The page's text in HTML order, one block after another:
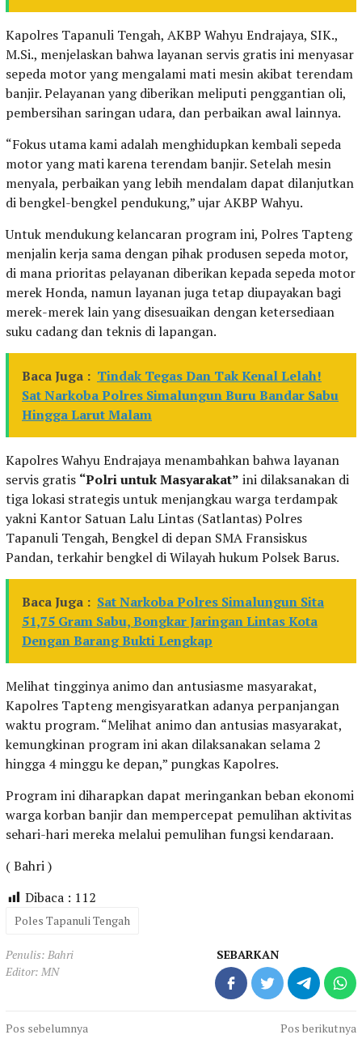
Kapolres Tapanuli Tengah, AKBP Wahyu Endrajaya, SIK.,
M.Si., menjelaskan bahwa layanan servis gratis ini menyasar
sepeda motor yang mengalami mati mesin akibat terendam
banjir. Pelayanan yang diberikan meliputi penggantian oli,
pembersihan saringan udara, dan perbaikan awal lainnya.
“Fokus utama kami adalah menghidupkan kembali sepeda
motor yang mati karena terendam banjir. Setelah mesin
menyala, perbaikan yang lebih mendalam dapat dilanjutkan
di bengkel-bengkel pendukung,” ujar AKBP Wahyu.
Untuk mendukung kelancaran program ini, Polres Tapteng
menjalin kerja sama dengan pihak produsen sepeda motor,
di mana prioritas pelayanan diberikan kepada sepeda motor
merek Honda, namun layanan juga tetap diupayakan bagi
merek-merek lain yang disesuaikan dengan ketersediaan
suku cadang dan teknis di lapangan.
Baca Juga : Tindak Tegas Dan Tak Kenal Lelah!
Sat Narkoba Polres Simalungun Buru Bandar Sabu
Hingga Larut Malam
Kapolres Wahyu Endrajaya menambahkan bahwa layanan
servis gratis “Polri untuk Masyarakat” ini dilaksanakan di
tiga lokasi strategis untuk menjangkau warga terdampak
yakni Kantor Satuan Lalu Lintas (Satlantas) Polres
Tapanuli Tengah, Bengkel di depan SMA Fransiskus
Pandan, terkahir bengkel di Wilayah hukum Polsek Barus.
Baca Juga : Sat Narkoba Polres Simalungun Sita
51,75 Gram Sabu, Bongkar Jaringan Lintas Kota
Dengan Barang Bukti Lengkap
Melihat tingginya animo dan antusiasme masyarakat,
Kapolres Tapteng mengisyaratkan adanya perpanjangan
waktu program. “Melihat animo dan antusias masyarakat,
kemungkinan program ini akan dilaksanakan selama 2
hingga 4 minggu ke depan,” pungkas Kapolres.
Program ini diharapkan dapat meringankan beban ekonomi
warga korban banjir dan mempercepat pemulihan aktivitas
sehari-hari mereka melalui pemulihan fungsi kendaraan.
( Bahri )
Dibaca : 112
Poles Tapanuli Tengah
Penulis: Bahri
Editor: MN
SEBARKAN
Navigasi
Pos sebelumnya
Pos berikutnya